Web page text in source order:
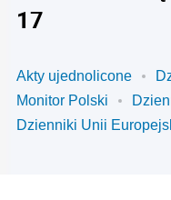
17
Akty ujednolicone
Monitor Polski
Dzienniki Unii